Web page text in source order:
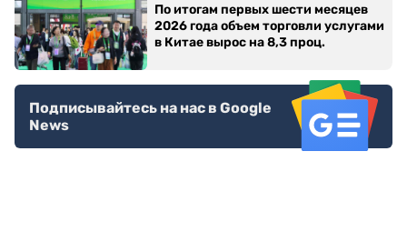
По итогам первых шести месяцев
2026 года объем торговли услугами
в Китае вырос на 8,3 проц.
Подписывайтесь на нас в Google
News